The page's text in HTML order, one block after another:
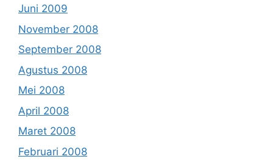
Juni 2009
November 2008
September 2008
Agustus 2008
Mei 2008
April 2008
Maret 2008
Februari 2008